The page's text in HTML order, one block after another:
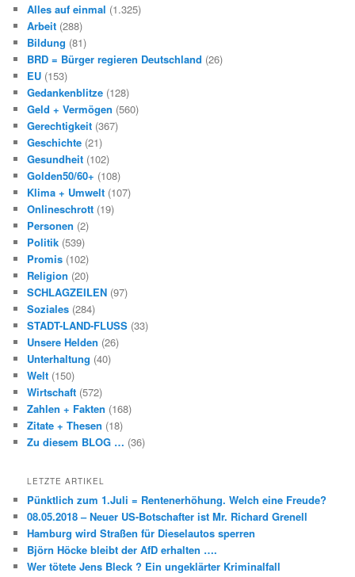
Alles auf einmal (1.325)
Arbeit (288)
Bildung (81)
BRD = Bürger regieren Deutschland (26)
EU (153)
Gedankenblitze (128)
Geld + Vermögen (560)
Gerechtigkeit (367)
Geschichte (21)
Gesundheit (102)
Golden50/60+ (108)
Klima + Umwelt (107)
Onlineschrott (19)
Personen (2)
Politik (539)
Promis (102)
Religion (20)
SCHLAGZEILEN (97)
Soziales (284)
STADT-LAND-FLUSS (33)
Unsere Helden (26)
Unterhaltung (40)
Welt (150)
Wirtschaft (572)
Zahlen + Fakten (168)
Zitate + Thesen (18)
Zu diesem BLOG … (36)
LETZTE ARTIKEL
Pünktlich zum 1.Juli = Rentenerhöhung. Welch eine Freude?
08.05.2018 – Neuer US-Botschafter ist Mr. Richard Grenell
Hamburg wird Straßen für Dieselautos sperren
Björn Höcke bleibt der AfD erhalten ….
Wer tötete Jens Bleck ? Ein ungeklärter Kriminalfall